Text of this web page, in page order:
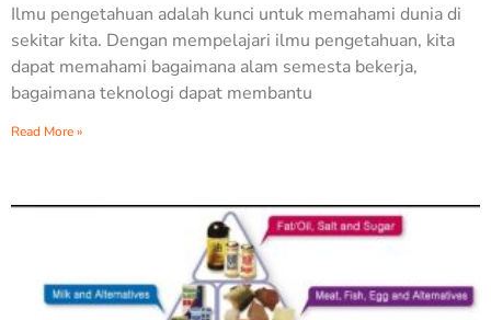
Ilmu pengetahuan adalah kunci untuk memahami dunia di
sekitar kita. Dengan mempelajari ilmu pengetahuan, kita
dapat memahami bagaimana alam semesta bekerja,
bagaimana teknologi dapat membantu
Read More »